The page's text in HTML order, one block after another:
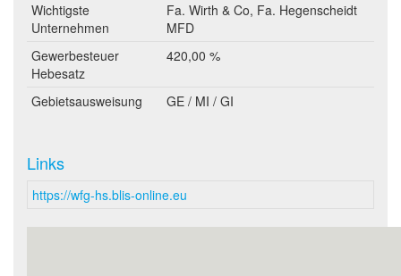
Wichtigste
Unternehmen
Fa. Wirth & Co, Fa. Hegenscheidt
MFD
Gewerbesteuer
Hebesatz
420,00 %
Gebietsausweisung GE / MI / GI
Links
https://wfg-hs.blis-online.eu